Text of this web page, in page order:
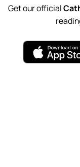
Get our official